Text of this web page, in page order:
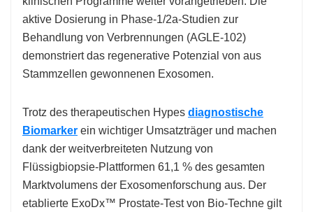
aktive Dosierung in Phase-1/2a-Studien zur
Behandlung von Verbrennungen (AGLE-102)
demonstriert das regenerative Potenzial von aus
Stammzellen gewonnenen Exosomen.
Trotz des therapeutischen Hypes diagnostische
Biomarker ein wichtiger Umsatzträger und machen
dank der weitverbreiteten Nutzung von
Flüssigbiopsie-Plattformen 61,1 % des gesamten
Marktvolumens der Exosomenforschung aus. Der
etablierte ExoDx™ Prostate-Test von Bio-Techne gilt